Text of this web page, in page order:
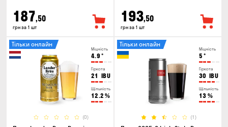
187,50
грн за 1 шт
193,50
грн за 1 шт
Міцність
4.9 °
Гіркота
21 IBU
Щільність
12.2 %
(0)
Тільки онлайн
Міцність
5 °
Гіркота
30 IBU
Щільність
13 %
(1)
Тільки онлайн